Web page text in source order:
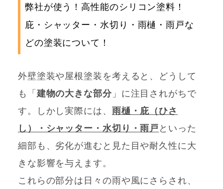
弊社が使う！高性能のシリコン塗料！
庇・シャッター・水切り・雨樋・雨戸な
どの塗装について！
外壁塗装や屋根塗装を考えると、どうして
も「 建物の大きな部分」に注目されがちで
す。しかし実際には、 雨樋・庇（ひさ
し）・シャッター・水切り・雨戸 といった
細部も、劣化が進むと見た目や耐久性に大
きな影響を与えます。
これらの部分は日々の雨や風にさらされ、